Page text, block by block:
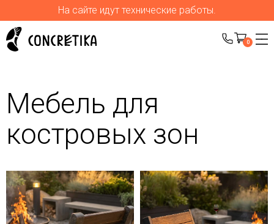
На сайте идут технические работы.
0
Мебель для
костровых зон